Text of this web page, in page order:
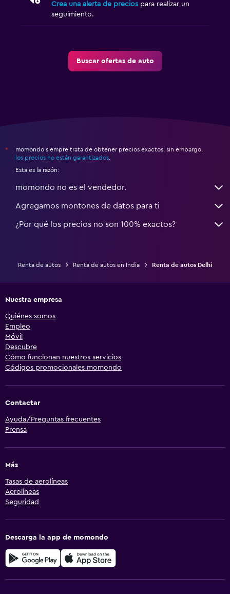
Crea una alerta de precios para realizar un
seguimiento.
Buscar ofertas de auto
*
momondo siempre trata de obtener precios exactos, sin embargo,
los precios no están garantizados.
Esta es la razón:
momondo no es el vendedor.
Agregamos montones de datos para ti
¿Por qué los precios no son 100% exactos?
Renta de autos Renta de autos en India Renta de autos Delhi
Nuestra empresa
Quiénes somos
Empleo
Móvil
Descubre
Cómo funcionan nuestros servicios
Códigos promocionales momondo
Contactar
Ayuda/Preguntas frecuentes
Prensa
Más
Tasas de aerolíneas
Aerolíneas
Seguridad
Descarga la app de momondo